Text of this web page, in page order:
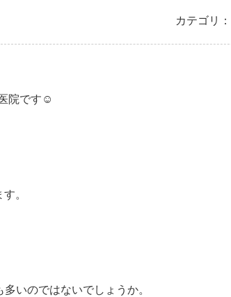
カテゴリ：
院です☺
。
いのではないでしょうか。